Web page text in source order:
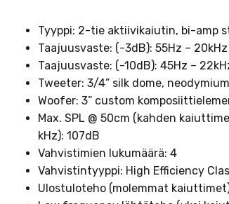
Tyyppi: 2-tie aktiivikaiutin, bi-amp
Taajuusvaste: (-3dB): 55Hz – 20kHz
Taajuusvaste: (-10dB): 45Hz –
Tweeter: 3/4” silk dome,
Woofer: 3” custom
Max. SPL @ 50cm (kahden
kHz): 107dB
Vahvistimien lukumäärä: 4
Vahvistintyyppi: High Efficiency
Ulostuloteho (molemmat kaiuttimet):